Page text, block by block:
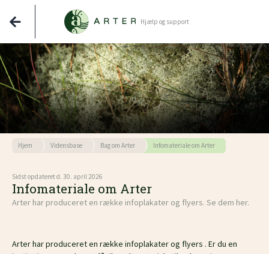
Hjælp og support
Hjem Vidensbase Bag om Arter Infomateriale om Arter
Sidst opdateret d. 30. april 2026
Infomateriale om Arter
Arter har produceret en række infoplakater og flyers. Se dem her.
Arter har produceret en række infoplakater og flyers . Er du en